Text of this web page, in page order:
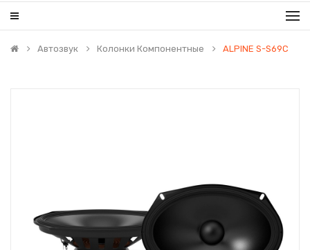
Автозвук Колонки Компонентные ALPINE S-S69C